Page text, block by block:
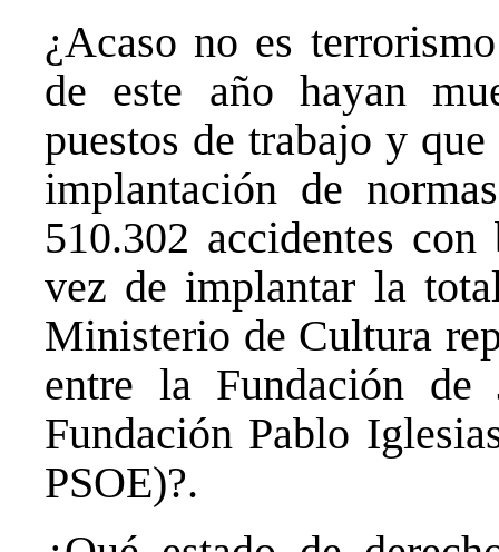
¿Acaso no es
de este año hayan
puestos de trabajo y
implantación de
510.302 accidentes
vez de implantar la
Ministerio de Cultura
entre la Fundación
Fundación Pablo
PSOE)?.